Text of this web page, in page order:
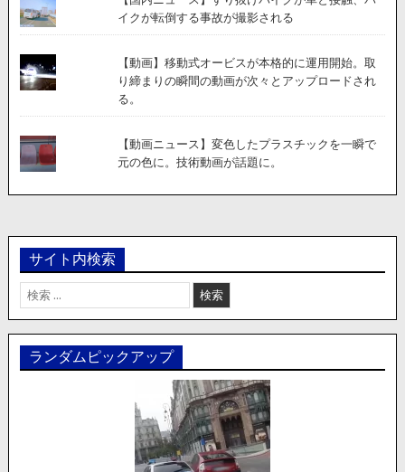
イクが転倒する事故が撮影される
【動画】移動式オービスが本格的に運用開始。取
り締まりの瞬間の動画が次々とアップロードされ
る。
【動画ニュース】変色したプラスチックを一瞬で
元の色に。技術動画が話題に。
サイト内検索
検
索:
ランダムピックアップ